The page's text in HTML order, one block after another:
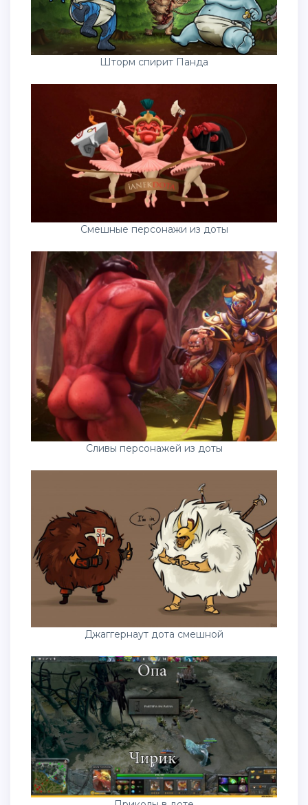
Шторм спирит Панда
Смешные персонажи из доты
Сливы персонажей из доты
Джаггернаут дота смешной